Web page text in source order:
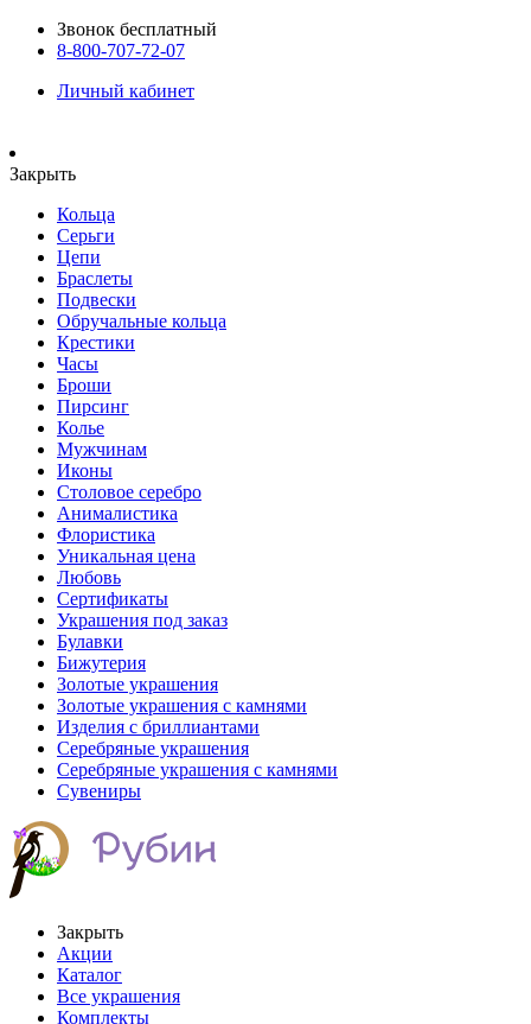
Звонок бесплатный
8-800-707-72-07
Личный кабинет
Закрыть
Кольца
Серьги
Цепи
Браслеты
Подвески
Обручальные кольца
Крестики
Часы
Броши
Пирсинг
Колье
Мужчинам
Иконы
Столовое серебро
Анималистика
Флористика
Уникальная цена
Любовь
Сертификаты
Украшения под заказ
Булавки
Бижутерия
Золотые украшения
Золотые украшения с камнями
Изделия с бриллиантами
Серебряные украшения
Серебряные украшения с камнями
Сувениры
Закрыть
Акции
Каталог
Все украшения
Комплекты